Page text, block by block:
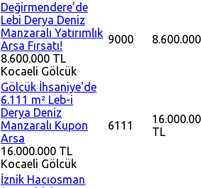
Değirmendere’de
Lebi Derya Deniz
Manzaralı Yatırımlık
Arsa Fırsatı!
8.600.000 TL
Kocaeli Gölcük
9000
Gölcük İhsaniye'de
6.111 m² Leb-i
Derya Deniz
Manzaralı Kupon
Arsa
16.000.000 TL
Kocaeli Gölcük
6111
TL
İznik Hacıosman